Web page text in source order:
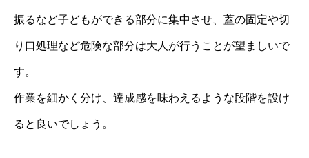
振るなど子どもができる部分に集中させ、蓋の固定や切
り口処理など危険な部分は大人が行うことが望ましいで
す。
作業を細かく分け、達成感を味わえるような段階を設け
ると良いでしょう。